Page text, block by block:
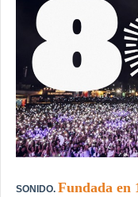
SONIDO. Fundada en